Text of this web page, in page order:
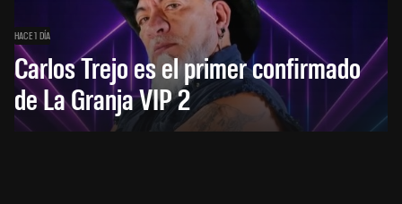
HACE 1 DÍA
Carlos Trejo es el primer confirmado
de La Granja VIP 2